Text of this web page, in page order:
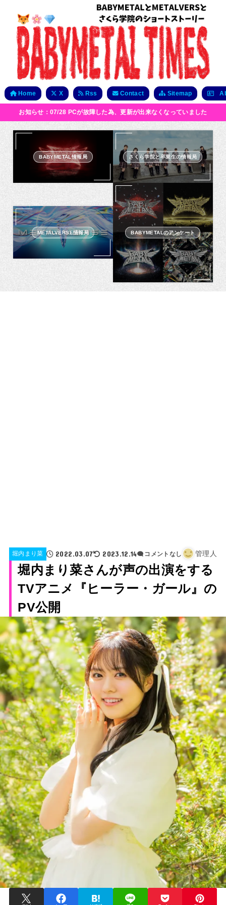
Home X Rss Contact Sitemap
お知らせ：07/28 PCが故障した為、更新が出来なくなっていました
BABYMETAL情報局 さくら学院と卒業生の情報局
METALVERSE情報局 BABYMETALのアンケート
堀内まり菜 2022.03.07 2023.12.14 コメントなし 管理人
堀内まり菜さんが声の出演をする
TVアニメ『ヒーラー・ガール』の
PV公開